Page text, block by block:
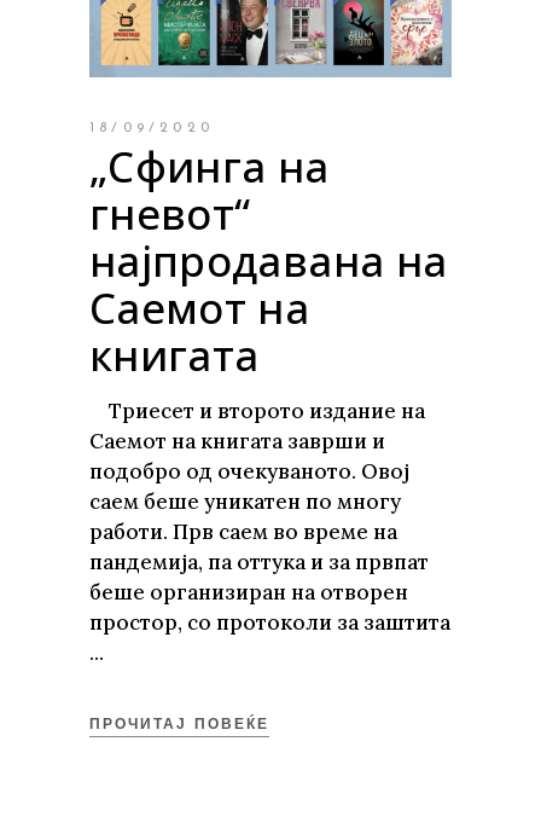
18/09/2020
„Сфинга на
гневот“
најпродавана на
Саемот на
книгата
Триесет и второто издание на
Саемот на книгата заврши и
подобро од очекуваното. Овој
саем беше уникатен по многу
работи. Прв саем во време на
пандемија, па оттука и за првпат
беше организиран на отворен
простор, со протоколи за заштита
ПРОЧИТАЈ ПОВЕЌЕ